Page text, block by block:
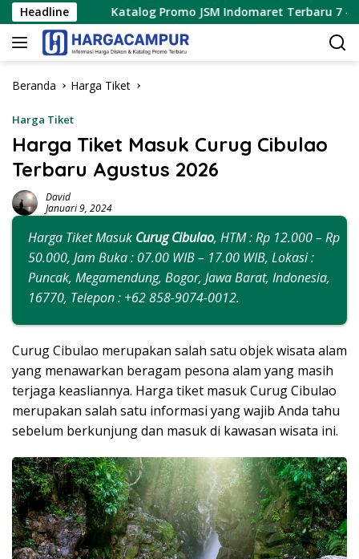
Langsung
ke
konten
Headline
Katalog Promo JSM Indomaret Terbaru 7 – 9 Agustus
Beranda Harga Tiket
Harga Tiket
Harga Tiket Masuk Curug Cibulao
Terbaru Agustus 2026
David
Januari 9, 2024
Harga Tiket Masuk Curug Cibulao, HTM : Rp 12.000 – Rp
50.000, Jam Buka : 07.00 WIB – 17.00 WIB, Lokasi :
Puncak, Megamendung, Bogor, Jawa Barat, Indonesia,
16770, Telepon : +62 858-9074-0012.
Curug Cibulao merupakan salah satu objek wisata alam
yang menawarkan beragam pesona alam yang masih
terjaga keasliannya. Harga tiket masuk Curug Cibulao
merupakan salah satu informasi yang wajib Anda tahu
sebelum berkunjung dan masuk di kawasan wisata ini.